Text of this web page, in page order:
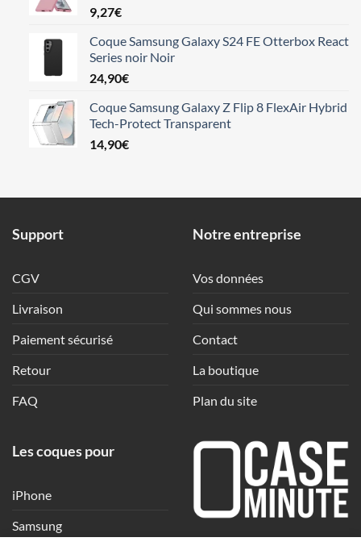
9,27€
Coque Samsung Galaxy S24 FE Otterbox React
Series noir Noir
24,90€
Coque Samsung Galaxy Z Flip 8 FlexAir Hybrid
Tech-Protect Transparent
14,90€
Support
CGV
Livraison
Paiement sécurisé
Retour
FAQ
Notre entreprise
Vos données
Qui sommes nous
Contact
La boutique
Plan du site
Les coques pour
iPhone
Samsung
Une coque en quelques